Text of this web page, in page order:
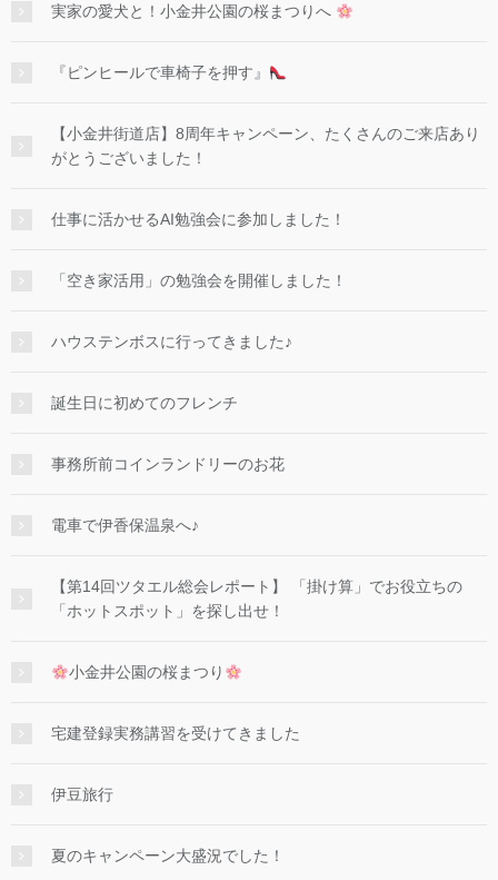
実家の愛犬と！小金井公園の桜まつりへ
『ピンヒールで車椅子を押す』
【小金井街道店】8周年キャンペーン、たくさんのご来店あり
がとうございました！
仕事に活かせるAI勉強会に参加しました！
「空き家活用」の勉強会を開催しました！
ハウステンボスに行ってきました♪
誕生日に初めてのフレンチ
事務所前コインランドリーのお花
電車で伊香保温泉へ♪
【第14回ツタエル総会レポート】 「掛け算」でお役立ちの
「ホットスポット」を探し出せ！
小金井公園の桜まつり
宅建登録実務講習を受けてきました
伊豆旅行
夏のキャンペーン大盛況でした！